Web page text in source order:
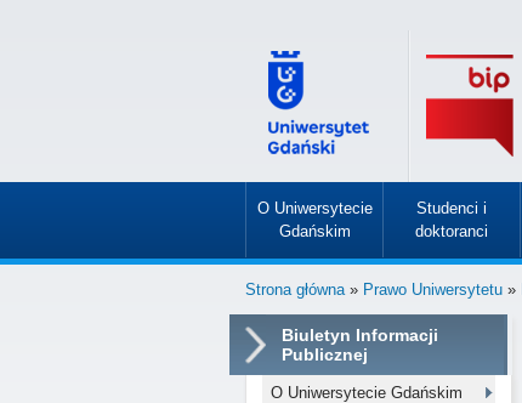
O Uniwersytecie
Gdańskim
»
Studenci i
doktoranci
»
Strona główna» Prawo Uniwersytetu »
Biuletyn Informacji
Publicznej
O Uniwersytecie Gdańskim